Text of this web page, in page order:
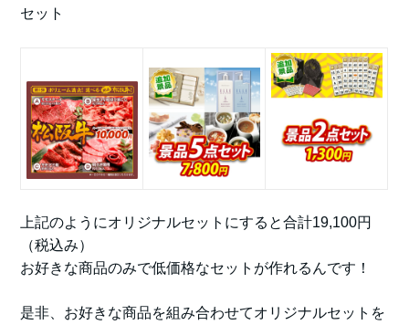
セット
上記のようにオリジナルセットにすると合計19,100円
（税込み）
お好きな商品のみで低価格なセットが作れるんです！
是非、お好きな商品を組み合わせてオリジナルセットを